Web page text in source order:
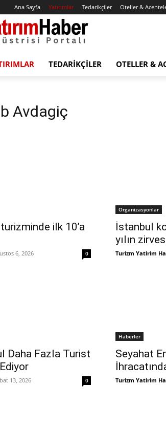
Ana Sayfa Yatırımlar Tedarikçiler Oteller &
TEDARIKÇILER OTELLER &
Avdagiç
ilk 10’a
6, 2026 0
Organizasyonlar
İstanbul
yılın
Turizm Yatirim
Daha Fazla Turist
13, 2026 0
Haberler
Seyahat
Turizm Yatirim